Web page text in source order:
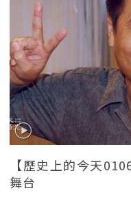
【歷史上的今天
舞台